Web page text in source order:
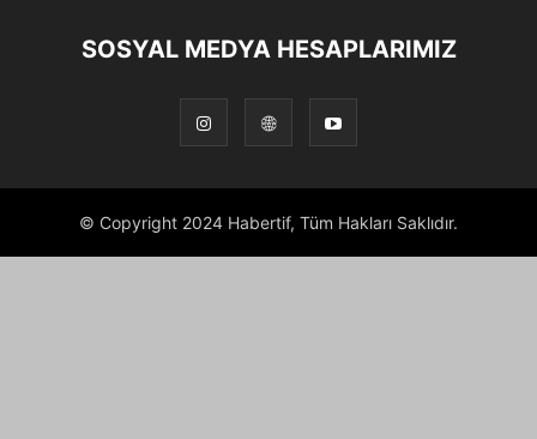
SOSYAL MEDYA HESAPLARIMIZ
© Copyright 2024 Habertif, Tüm Hakları Saklıdır.